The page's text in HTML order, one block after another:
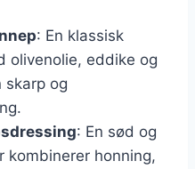
: En klassisk
olivenolie, eddike og
skarp og
: En sød og
kombinerer honning,